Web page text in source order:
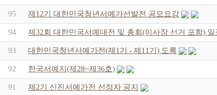
95 제12기 대한민국청년서예가선발전 공모요강
94 제32회 대한민국서예대전 및 총회(이사장 선거 포함) 일
93 대한민국청년서예가전(제1기 - 제11기) 도록
92 한국서예지(제28~제36호)
91 제2기 신진서예가전 선정자 공지